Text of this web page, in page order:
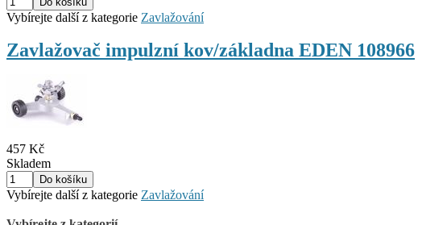
Vybírejte další z kategorie Zavlažování
Zavlažovač impulzní kov/základna EDEN 108966
457 Kč
Skladem
Vybírejte další z kategorie Zavlažování